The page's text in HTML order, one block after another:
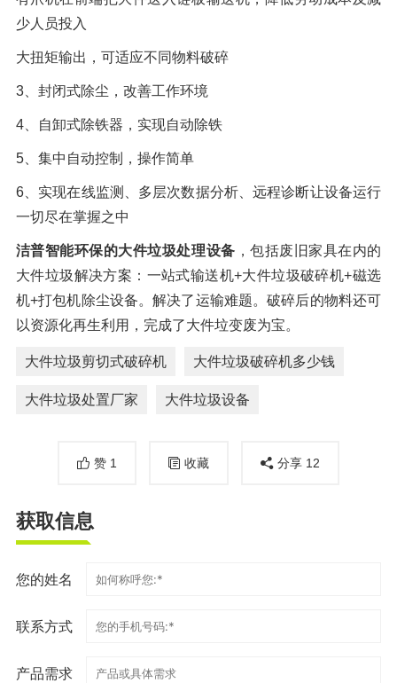
少人员投入
大扭矩输出，可适应不同物料破碎
3、封闭式除尘，改善工作环境
4、自卸式除铁器，实现自动除铁
5、集中自动控制，操作简单
6、实现在线监测、多层次数据分析、远程诊断让设备运行
一切尽在掌握之中
洁普智能环保的大件垃圾处理设备 ，包括废旧家具在内的
大件垃圾解决方案：一站式输送机+大件垃圾破碎机+磁选
机+打包机除尘设备。解决了运输难题。破碎后的物料还可
以资源化再生利用，完成了大件垃变废为宝。
大件垃圾剪切式破碎机 大件垃圾破碎机多少钱
大件垃圾处置厂家 大件垃圾设备
赞 1 收藏 分享 12
获取信息
您的姓名
联系方式
产品需求